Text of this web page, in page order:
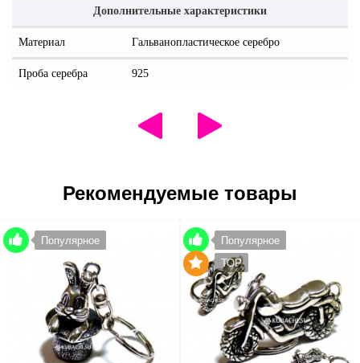
Дополнительные характеристики
Материал Гальванопластическое серебро
Проба серебра 925
Рекомендуемые товары
Популярное
Популярное
TOP